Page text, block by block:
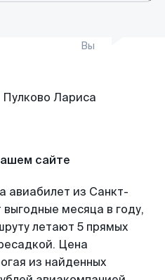
Вы
сайте
авиабилет из Санкт-
месяца в году,
летают 5 прямых
Цена
из найденных